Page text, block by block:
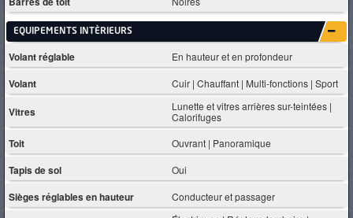
EQUIPEMENTS INTÈRIEURS
Volant réglable En hauteur et en profondeur
Volant Cuir | Chauffant | Multi-fonctions | Sport
Vitres
Lunette et vitres arrières sur-teintées |
Calorifuges
Toit Ouvrant | Panoramique
Tapis de sol Oui
Sièges réglables en hauteur Conducteur et passager